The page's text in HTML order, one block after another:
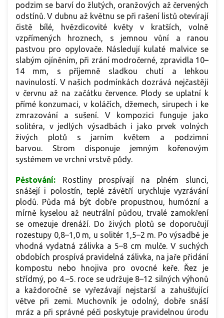
podzim se barví do žlutých, oranžových až červených
odstínů. V dubnu až květnu se při rašení listů otevírají
čistě bílé, hvězdicovité květy v kratších, volně
vzpřímených hroznech, s jemnou vůní a ranou
pastvou pro opylovače. Následují kulaté malvice se
slabým ojíněním, při zrání modročerné, zpravidla 10–
14 mm, s příjemně sladkou chutí a lehkou
navinulostí. V našich podmínkách dozrává nejčastěji
v červnu až na začátku července. Plody se uplatní k
přímé konzumaci, v koláčích, džemech, sirupech i ke
zmrazování a sušení. V kompozici funguje jako
solitéra, v jedlých výsadbách i jako prvek volných
živých plotů s jarním květem a podzimní
barvou. Strom disponuje jemným kořenovým
systémem ve vrchní vrstvě půdy.
Pěstování: Rostliny prospívají na plném slunci,
snášejí i polostín, teplé závětří urychluje vyzrávání
plodů. Půda má být dobře propustnou, humózní a
mírně kyselou až neutrální půdou, trvalé zamokření
se omezuje drenáží. Do živých plotů se doporučují
rozestupy 0,8–1,0 m, u solitér 1,5–2 m. Po výsadbě je
vhodná vydatná zálivka a 5–8 cm mulče. V suchých
obdobích prospívá pravidelná zálivka, na jaře přidání
kompostu nebo hnojiva pro ovocné keře. Řez je
střídmý, po 4.–5. roce se udržuje 8–12 silných výhonů
a každoročně se vyřezávají nejstarší a zahušťující
větve při zemi. Muchovník je odolný, dobře snáší
mráz a při správné péči poskytuje pravidelnou úrodu